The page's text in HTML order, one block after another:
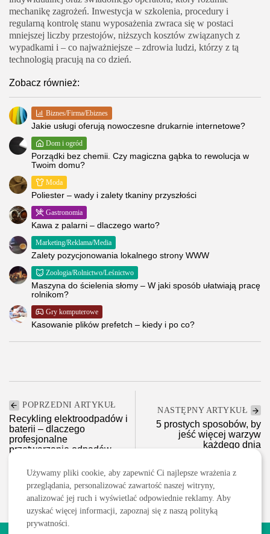
mechanikę zagrożeń. Inwestycja w szkolenia, procedury i
regularną kontrolę stanu wyposażenia zwraca się w postaci
mniejszej liczby przestojów, niższych kosztów związanych z
wypadkami i – co najważniejsze – zdrowia ludzi, którzy z tą
technologią pracują na co dzień.
Zobacz również:
Biznes/Firma/Ebiznes
Jakie usługi oferują nowoczesne drukarnie internetowe?
Dom i ogród
Porządki bez chemii. Czy magiczna gąbka to rewolucja w
Twoim domu?
Moda
Poliester – wady i zalety tkaniny przyszłości
Gastronomia
Kawa z palarni – dlaczego warto?
Marketing/Reklama/Media
Zalety pozycjonowania lokalnego strony WWW
Zoologia/Rolnictwo/Leśnictwo
Maszyna do ścielenia słomy – W jaki sposób ułatwiają pracę
rolnikom?
Gry komputerowe
Kasowanie plików prefetch – kiedy i po co?
POPRZEDNI ARTYKUŁ
Recykling elektroodpadów i
baterii – dlaczego
profesjonalne
przetwarzanie odpadów...
Aktualności Ekologia
NASTĘPNY ARTYKUŁ
5 prostych sposobów, by
jeść więcej warzyw
każdego dnia
Używamy pliki cookie, aby zapewnić Ci najlepsze wrażenia z
przeglądania, personalizować zawartość naszej witryny,
analizować jej ruch i wyświetlać odpowiednie reklamy. Aby
uzyskać więcej informacji, zapoznaj się z naszą polityką
prywatności.